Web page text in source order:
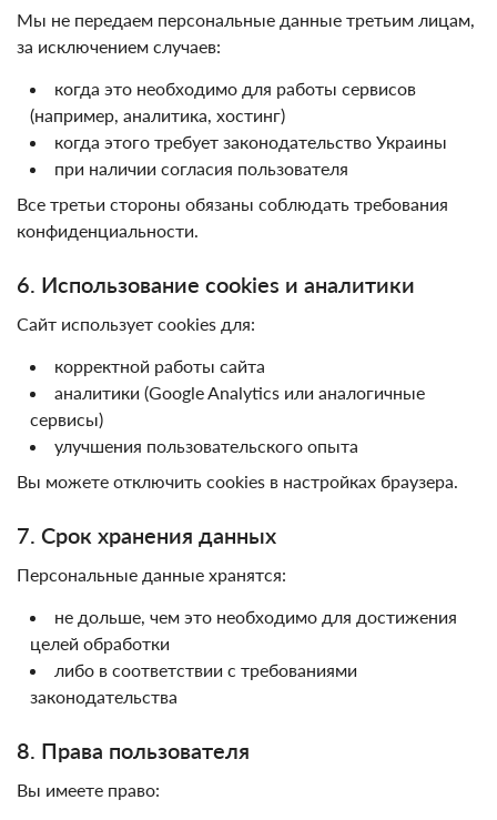
Мы не передаем персональные данные третьим лицам,
за исключением случаев:
когда это необходимо для работы сервисов
(например, аналитика, хостинг)
когда этого требует законодательство Украины
при наличии согласия пользователя
Все третьи стороны обязаны соблюдать требования
конфиденциальности.
6. Использование cookies и аналитики
Сайт использует cookies для:
корректной работы сайта
аналитики (Google Analytics или аналогичные
сервисы)
улучшения пользовательского опыта
Вы можете отключить cookies в настройках браузера.
7. Срок хранения данных
Персональные данные хранятся:
не дольше, чем это необходимо для достижения
целей обработки
либо в соответствии с требованиями
законодательства
8. Права пользователя
Вы имеете право: